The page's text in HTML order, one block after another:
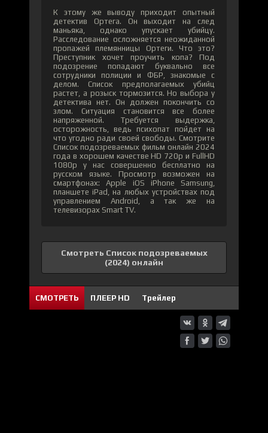
К этому же выводу приходит опытный
детектив Ортега. Он выходит на след
маньяка, однако упускает убийцу.
Расследование осложняется неожиданной
пропажей племянницы Ортеги. Что это?
Преступник хочет проучить копа? Под
подозрение попадают буквально все
сотрудники полиции и ФБР, знакомые с
делом. Список предполагаемых убийц
растет, а розыск тормозится. Но выбора у
детектива нет. Он должен покончить со
злом. Ситуация становится все более
напряженной. Требуется выдержка,
осторожность, ведь психопат пойдет на
что угодно ради своей свободы. Смотрите
Список подозреваемых фильм онлайн 2024
года в хорошем качестве HD 720p и FullHD
1080p у нас совершенно бесплатно на
русском языке. Просмотр возможен на
смартфонах: Apple iOS iPhone Samsung,
планшете iPad, на любых устройствах под
управлением Android, а так же на
телевизорах Smart TV.
Смотреть Список подозреваемых
(2024) онлайн
СМОТРЕТЬ ПЛЕЕР HD Трейлер